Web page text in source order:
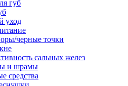
губ
уход
черные точки
сальных желез
и шрамы
средства